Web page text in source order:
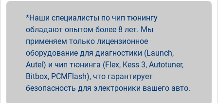
Наши специалисты по чип тюнингу
обладают опытом более 8 лет. Мы
применяем только лицензионное
оборудование для диагностики (Launch,
Autel) и чип тюнинга (Flex, Kess 3, Autotuner,
Bitbox, PCMFlash), что гарантирует
безопасность для электроники вашего авто.